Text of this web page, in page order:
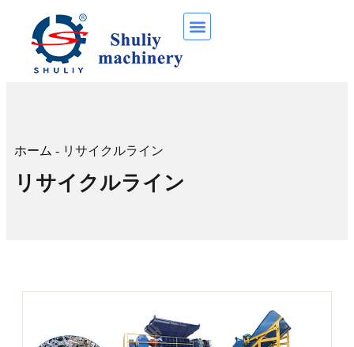
ホーム - リサイクルライン
リサイクルライン